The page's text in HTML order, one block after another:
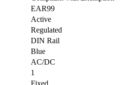
EAR99
Active
Regulated
DIN Rail
Blue
AC/DC
1
Fixed